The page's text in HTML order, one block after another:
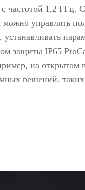
взрывчатки
системы
частотой 1,2 ГГц.
управлять
устанавливать
защиты IP65
на открытом
решений,